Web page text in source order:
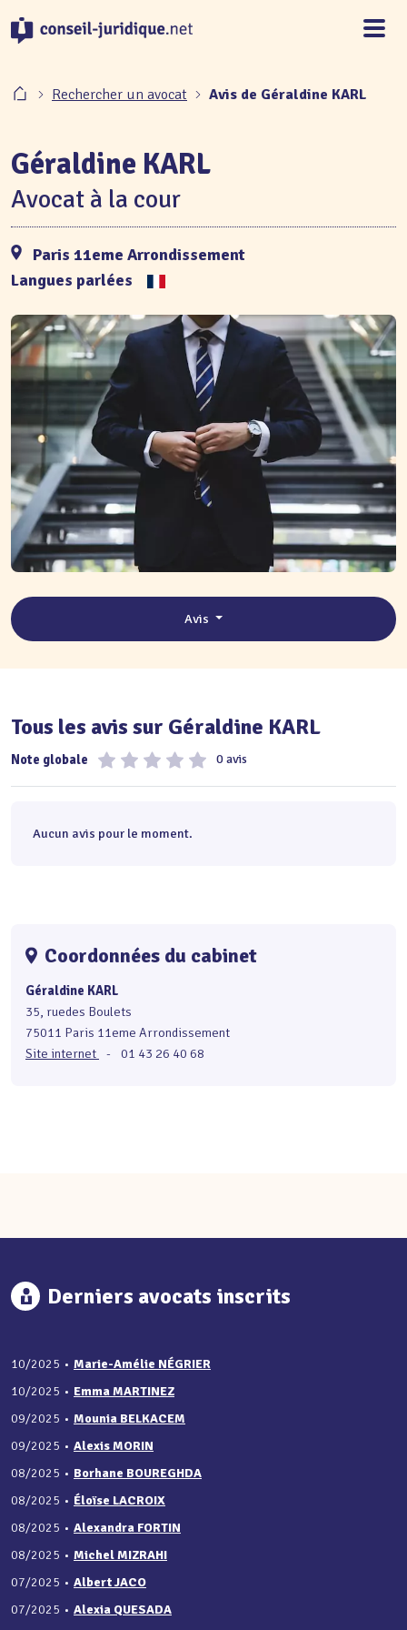
Rechercher un avocat Avis de Géraldine KARL
Géraldine KARL
Avocat à la cour
Paris 11eme Arrondissement
Langues parlées
Avis
Tous les avis sur Géraldine KARL
Note globale 0 avis
Aucun avis pour le moment.
Coordonnées du cabinet
Géraldine KARL
35, ruedes Boulets
75011 Paris 11eme Arrondissement
Site internet
- 01 43 26 40 68
Derniers avocats inscrits
10/2025 • Marie-Amélie NÉGRIER
10/2025 • Emma MARTINEZ
09/2025 • Mounia BELKACEM
09/2025 • Alexis MORIN
08/2025 • Borhane BOUREGHDA
08/2025 • Éloïse LACROIX
08/2025 • Alexandra FORTIN
08/2025 • Michel MIZRAHI
07/2025 • Albert JACO
07/2025 • Alexia QUESADA